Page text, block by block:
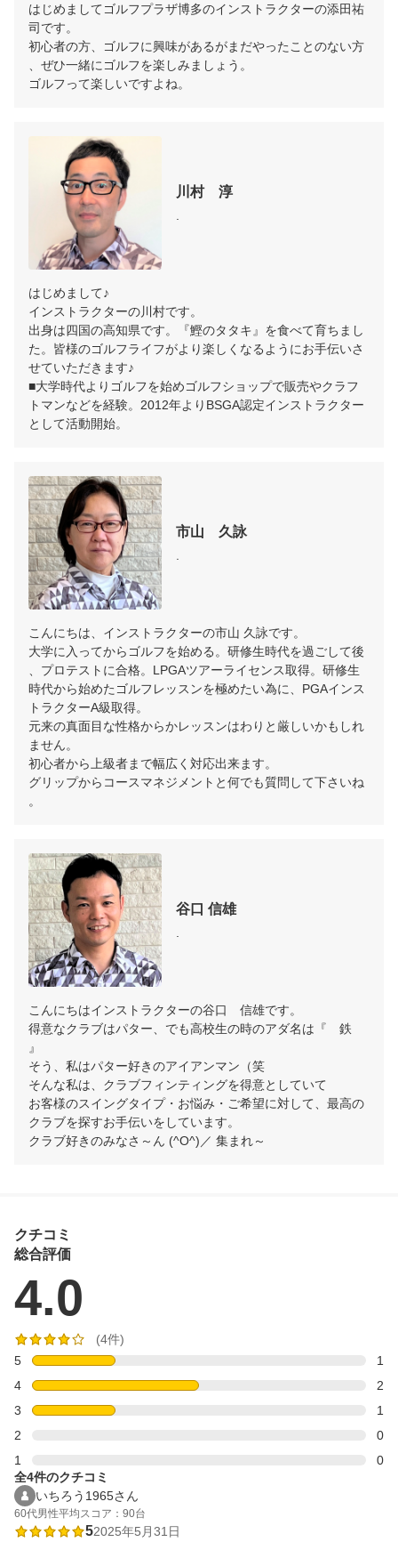
例2　土曜日で行きたい日にちはあるが、15時に終了
していたら何時でも大丈夫な場合…
入力方法＞　第一希望：希望日入力　9:30～14:
はじめましてゴルフプラザ博多のインストラクターの添田祐
司です。
初心者の方、ゴルフに興味があるがまだやったことのない方
、ぜひ一緒にゴルフを楽しみましょう。
ゴルフって楽しいですよね。
川村　淳
はじめまして♪
インストラクターの川村です。
出身は四国の高知県です。『鰹のタタキ』を食べて育ちまし
た。皆様のゴルフライフがより楽しくなるようにお手伝いさ
せていただきます♪
■大学時代よりゴルフを始めゴルフショップで販売やクラフ
トマンなどを経験。2012年よりBSGA認定インストラクター
として活動開始。
市山　久詠
こんにちは、インストラクターの市山 久詠です。
大学に入ってからゴルフを始める。研修生時代を過ごして後
、プロテストに合格。LPGAツアーライセンス取得。研修生
時代から始めたゴルフレッスンを極めたい為に、PGAインス
トラクターA級取得。
元来の真面目な性格からかレッスンはわりと厳しいかもしれ
ません。
初心者から上級者まで幅広く対応出来ます。
グリップからコースマネジメントと何でも質問して下さいね
。
谷口 信雄
こんにちはインストラクターの谷口　信雄です。
得意なクラブはパター、でも高校生の時のアダ名は『　鉄
』
そう、私はパター好きのアイアンマン（笑
そんな私は、クラブフィンティングを得意としていて
お客様のスイングタイプ・お悩み・ご希望に対して、最高の
クラブを探すお手伝いをしています。
クラブ好きのみなさ～ん (^O^)／ 集まれ～
クチコミ
総合評価
4.0
(4件)
5
1
4
2
3
1
2
0
1
0
全4件のクチコミ
いちろう1965さん
60代男性平均スコア：90台
52025年5月31日